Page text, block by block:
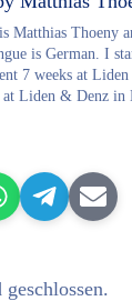
Matthias Thoeny
is German. I
7 weeks at
Liden & Denz in